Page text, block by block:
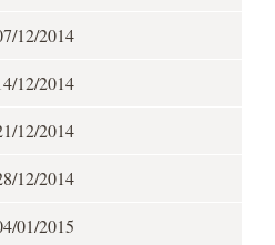
12/2014
12/2014
12/2014
12/2014
01/2015